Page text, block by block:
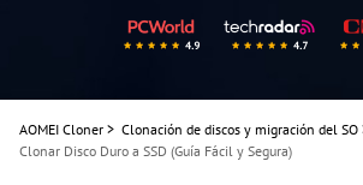
AOMEI Cloner > Clonación de discos y migración del SO
Clonar Disco Duro a SSD (Guía Fácil y Segura)